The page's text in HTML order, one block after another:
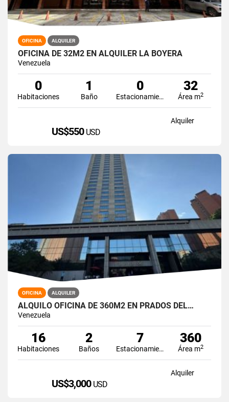
OFICINA ALQUILER
OFICINA DE 32M2 EN ALQUILER LA BOYERA
Venezuela
0
Habitaciones
1
Baño
0
Estacionamiento
32
Área m2
Alquiler
US$550 USD
OFICINA ALQUILER
ALQUILO OFICINA DE 360M2 EN PRADOS DEL…
Venezuela
16
Habitaciones
2
Baños
7
Estacionamiento
360
Área m2
Alquiler
US$3,000 USD